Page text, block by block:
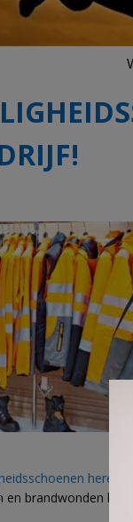
heren
brandwonden kan